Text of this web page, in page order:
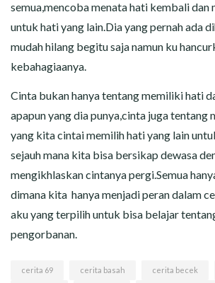
semua,mencoba menata hati kembali dan
untuk hati yang lain.Dia yang pernah ada
mudah hilang begitu saja namun ku
kebahagiaanya.
Cinta bukan hanya tentang memiliki hati
apapun yang dia punya,cinta juga tentang
yang kita cintai memilih hati yang lain
sejauh mana kita bisa bersikap dewasa
mengikhlaskan cintanya pergi.Semua
dimana kita hanya menjadi peran dalam
aku yang terpilih untuk bisa belajar
pengorbanan.
cerita 69 cerita basah cerita becek